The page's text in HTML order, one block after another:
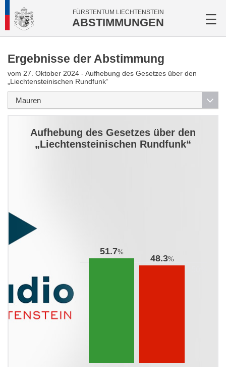
FÜRSTENTUM LIECHTENSTEIN
ABSTIMMUNGEN
Ergebnisse der Abstimmung
vom 27. Oktober 2024 - Aufhebung des Gesetzes über den
„Liechtensteinischen Rundfunk“
Aufhebung des Gesetzes über den
„Liechtensteinischen Rundfunk“
51.7%
48.3%